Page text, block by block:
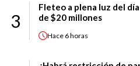
3
Fleteo a plena luz del
de $20 millones
Hace 6 horas